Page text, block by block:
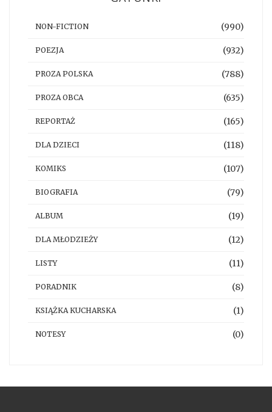
NON-FICTION (990)
POEZJA (932)
PROZA POLSKA (788)
PROZA OBCA (635)
REPORTAŻ (165)
DLA DZIECI (118)
KOMIKS (107)
BIOGRAFIA (79)
ALBUM (19)
DLA MŁODZIEŻY (12)
LISTY (11)
PORADNIK (8)
KSIĄŻKA KUCHARSKA (1)
NOTESY (0)